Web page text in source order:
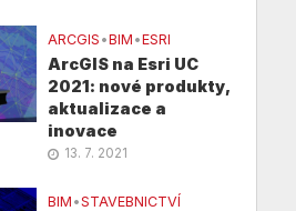
ARCGIS •BIM •ESRI
ArcGIS na Esri UC
2021: nové produkty,
aktualizace a
inovace
13. 7. 2021
BIM •STAVEBNICTVÍ